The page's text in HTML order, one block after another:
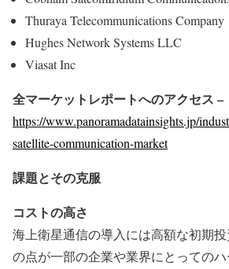
Thuraya Telecommunications Company
Hughes Network Systems LLC
Viasat Inc
全マーケットレポートへのアクセス –
https://www.panoramadatainsights.jp/
satellite-communication-market
課題とその克服
コストの高さ
海上衛星通信の導入には高額な初期
の点が一部の企業や業界にとっての